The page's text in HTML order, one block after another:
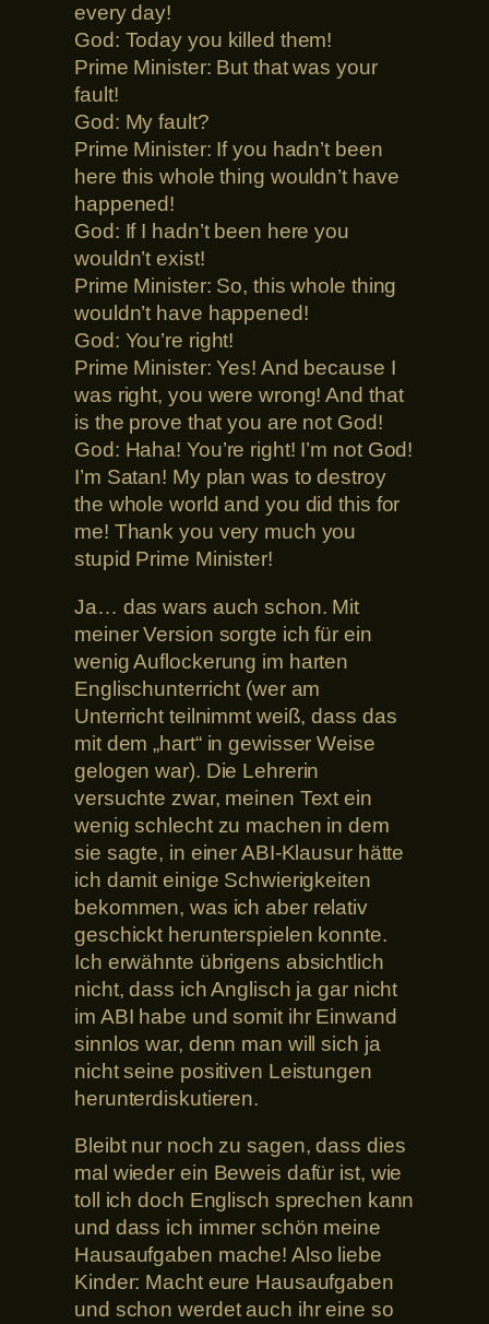
every day!
God: Today you killed them!
Prime Minister: But that was your
fault!
God: My fault?
Prime Minister: If you hadn’t been
here this whole thing wouldn’t have
happened!
God: If I hadn’t been here you
wouldn’t exist!
Prime Minister: So, this whole thing
wouldn’t have happened!
God: You’re right!
Prime Minister: Yes! And because I
was right, you were wrong! And that
is the prove that you are not God!
God: Haha! You’re right! I’m not God!
I’m Satan! My plan was to destroy
the whole world and you did this for
me! Thank you very much you
stupid Prime Minister!
Ja… das wars auch schon. Mit
meiner Version sorgte ich für ein
wenig Auflockerung im harten
Englischunterricht (wer am
Unterricht teilnimmt weiß, dass das
mit dem „hart“ in gewisser Weise
gelogen war). Die Lehrerin
versuchte zwar, meinen Text ein
wenig schlecht zu machen in dem
sie sagte, in einer ABI-Klausur hätte
ich damit einige Schwierigkeiten
bekommen, was ich aber relativ
geschickt herunterspielen konnte.
Ich erwähnte übrigens absichtlich
nicht, dass ich Anglisch ja gar nicht
im ABI habe und somit ihr Einwand
sinnlos war, denn man will sich ja
nicht seine positiven Leistungen
herunterdiskutieren.
Bleibt nur noch zu sagen, dass dies
mal wieder ein Beweis dafür ist, wie
toll ich doch Englisch sprechen kann
und dass ich immer schön meine
Hausaufgaben mache! Also liebe
Kinder: Macht eure Hausaufgaben
und schon werdet auch ihr eine so